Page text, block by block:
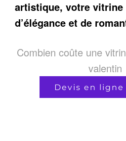
artistique, votre
d’élégance et de
Combien coûte une
Devis en